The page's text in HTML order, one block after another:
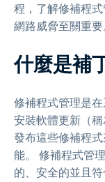
程，了解修補程
網路威脅至關重要
什麼是補
修補程式管理是
安裝軟體更新（
發布這些修補程
能。 修補程式管
的、安全的並且符